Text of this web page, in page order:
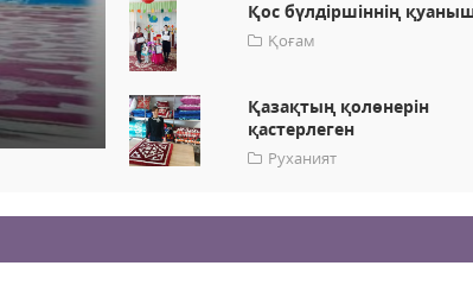
Қос бүлдіршіннің
Қоғам
Қазақтың қолөнерін
қастерлеген
Руханият